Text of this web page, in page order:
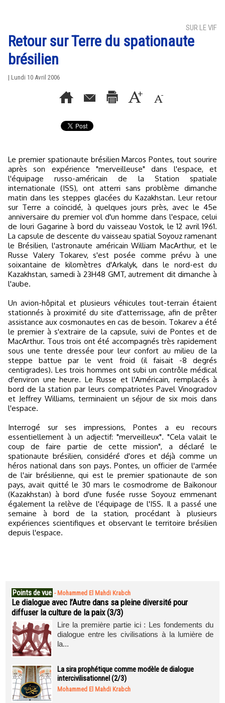
SUR LE VIF
Retour sur Terre du spationaute
brésilien
| Lundi 10 Avril 2006
Le premier spationaute brésilien Marcos Pontes, tout sourire
après son expérience "merveilleuse" dans l'espace, et
l'équipage russo-américain de la Station spatiale
internationale (ISS), ont atterri sans problème dimanche
matin dans les steppes glacées du Kazakhstan. Leur retour
sur Terre a coïncidé, à quelques jours près, avec le 45e
anniversaire du premier vol d'un homme dans l'espace, celui
de Iouri Gagarine à bord du vaisseau Vostok, le 12 avril 1961.
La capsule de descente du vaisseau spatial Soyouz ramenant
le Brésilien, l'astronaute américain William MacArthur, et le
Russe Valery Tokarev, s'est posée comme prévu à une
soixantaine de kilomètres d'Arkalyk, dans le nord-est du
Kazakhstan, samedi à 23H48 GMT, autrement dit dimanche à
l'aube.
Un avion-hôpital et plusieurs véhicules tout-terrain étaient
stationnés à proximité du site d'atterrissage, afin de prêter
assistance aux cosmonautes en cas de besoin. Tokarev a été
le premier à s'extraire de la capsule, suivi de Pontes et de
MacArthur. Tous trois ont été accompagnés très rapidement
sous une tente dressée pour leur confort au milieu de la
steppe battue par le vent froid (il faisait -8 degrés
centigrades). Les trois hommes ont subi un contrôle médical
d'environ une heure. Le Russe et l'Américain, remplacés à
bord de la station par leurs compatriotes Pavel Vinogradov
et Jeffrey Williams, terminaient un séjour de six mois dans
l'espace.
Interrogé sur ses impressions, Pontes a eu recours
essentiellement à un adjectif: "merveilleux". "Cela valait le
coup de faire partie de cette mission", a déclaré le
spationaute brésilien, considéré d'ores et déjà comme un
héros national dans son pays. Pontes, un officier de l'armée
de l'air brésilienne, qui est le premier spationaute de son
pays, avait quitté le 30 mars le cosmodrome de Baïkonour
(Kazakhstan) à bord d'une fusée russe Soyouz emmenant
également la relève de l'équipage de l'ISS. Il a passé une
semaine à bord de la station, procédant à plusieurs
expériences scientifiques et observant le territoire brésilien
depuis l'espace.
Points de vue - Mohammed El Mahdi Krabch
Le dialogue avec l’Autre dans sa pleine diversité pour
diffuser la culture de la paix (3/3)
Lire la première partie ici : Les fondements du
dialogue entre les civilisations à la lumière de
la...
La sira prophétique comme modèle de dialogue
intercivilisationnel (2/3)
Mohammed El Mahdi Krabch